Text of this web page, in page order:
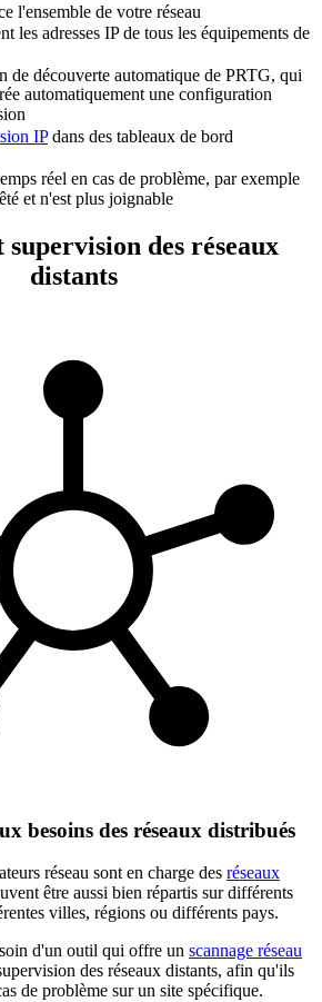
l'ensemble de votre réseau
les adresses IP de tous les équipements de
de découverte automatique de PRTG, qui
automatiquement une configuration
IPdans des tableaux de bord
réel en cas de problème, par exemple
et n'est plus joignable
supervision des réseaux
distants
besoins des réseaux distribués
réseau sont en charge des réseaux
être aussi bien répartis sur différents
villes, régions ou différents pays.
d'un outil qui offre un scannage réseau
des réseaux distants, afin qu'ils
de problème sur un site spécifique.